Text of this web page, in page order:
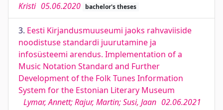
Kristi 05.06.2020 bachelor's theses
3. Eesti Kirjandusmuuseumi jaoks rahvaviiside
noodistuse standardi juurutamine ja
infosüsteemi arendus. Implementation of a
Music Notation Standard and Further
Development of the Folk Tunes Information
System for the Estonian Literary Museum
Lymar, Annett; Rajur, Martin; Susi, Jaan 02.06.2021